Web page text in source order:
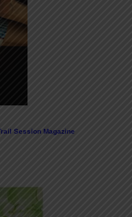
Session Magazine